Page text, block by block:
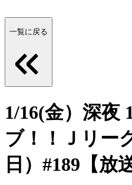
一覧に戻る
1/16(金）深夜
ブ！！Ｊリー
日）#189【放